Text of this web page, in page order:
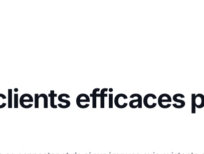
efficaces